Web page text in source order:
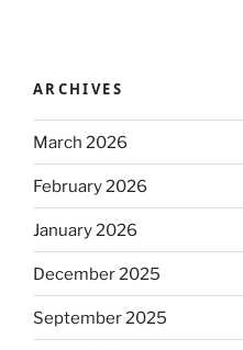
ARCHIVES
March 2026
February 2026
January 2026
December 2025
September 2025